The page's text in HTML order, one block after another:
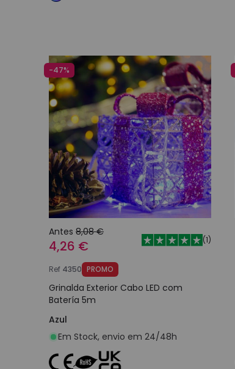
-47%
Antes 8,08 €
4,26 € (1)
Ref 4350 PROMO
Grinalda Exterior Cabo LED com
Batería 5m
Azul
Em Stock, envio em 24/48h